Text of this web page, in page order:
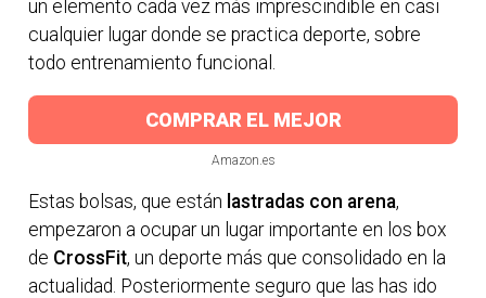
un elemento cada vez más imprescindible en casi
cualquier lugar donde se practica deporte, sobre
todo entrenamiento funcional.
COMPRAR EL MEJOR
Amazon.es
Estas bolsas, que están lastradas con arena,
empezaron a ocupar un lugar importante en los box
de CrossFit, un deporte más que consolidado en la
actualidad. Posteriormente seguro que las has ido